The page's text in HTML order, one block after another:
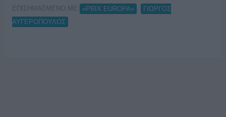
ΕΠΙΣΗΜΑΣΜΕΝΟ ΜΕ: «PRIX EUROPA»
ΓΙΩΡΓΟΣ
ΑΥΓΕΡΟΠΟΥΛΟΣ